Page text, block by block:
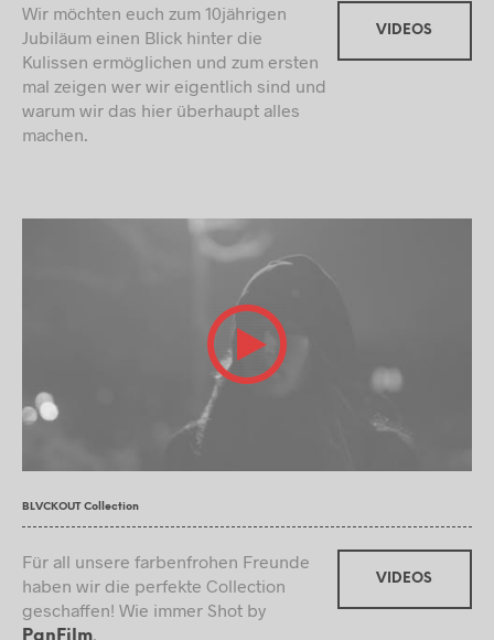
Wir möchten euch zum 10jährigen
Jubiläum einen Blick hinter die
Kulissen ermöglichen und zum ersten
mal zeigen wer wir eigentlich sind und
warum wir das hier überhaupt alles
machen.
VIDEOS
BLVCKOUT Collection
Für all unsere farbenfrohen Freunde
haben wir die perfekte Collection
geschaffen! Wie immer Shot by
.
VIDEOS